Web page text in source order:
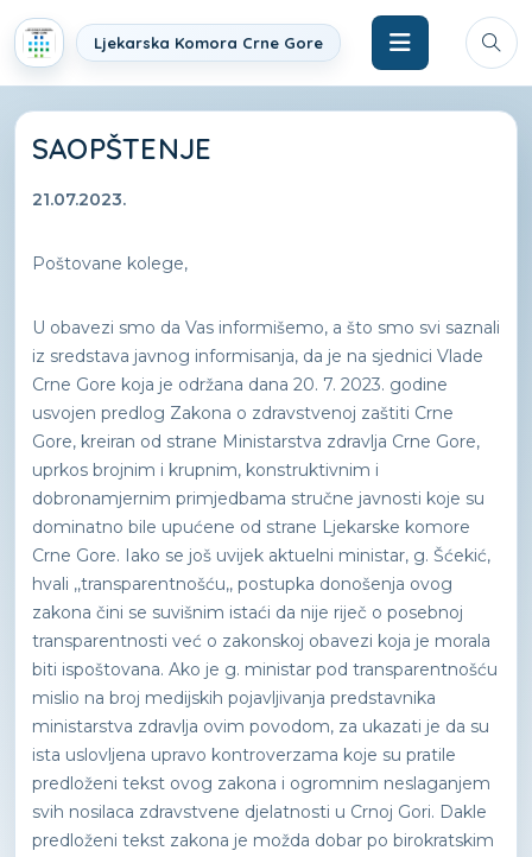
Ljekarska Komora Crne Gore
SAOPŠTENJE
21.07.2023.
Poštovane kolege,
U obavezi smo da Vas informišemo, a što smo svi saznali
iz sredstava javnog informisanja, da je na sjednici Vlade
Crne Gore koja je održana dana 20. 7. 2023. godine
usvojen predlog Zakona o zdravstvenoj zaštiti Crne
Gore, kreiran od strane Ministarstva zdravlja Crne Gore,
uprkos brojnim i krupnim, konstruktivnim i
dobronamjernim primjedbama stručne javnosti koje su
dominatno bile upućene od strane Ljekarske komore
Crne Gore. Iako se još uvijek aktuelni ministar, g. Šćekić,
hvali ,,transparentnošću,, postupka donošenja ovog
zakona čini se suvišnim istaći da nije riječ o posebnoj
transparentnosti već o zakonskoj obavezi koja je morala
biti ispoštovana. Ako je g. ministar pod transparentnošću
mislio na broj medijskih pojavljivanja predstavnika
ministarstva zdravlja ovim povodom, za ukazati je da su
ista uslovljena upravo kontroverzama koje su pratile
predloženi tekst ovog zakona i ogromnim neslaganjem
svih nosilaca zdravstvene djelatnosti u Crnoj Gori. Dakle
predloženi tekst zakona je možda dobar po birokratskim